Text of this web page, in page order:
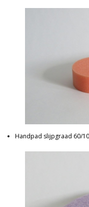
Handpad slijpgraad 60/